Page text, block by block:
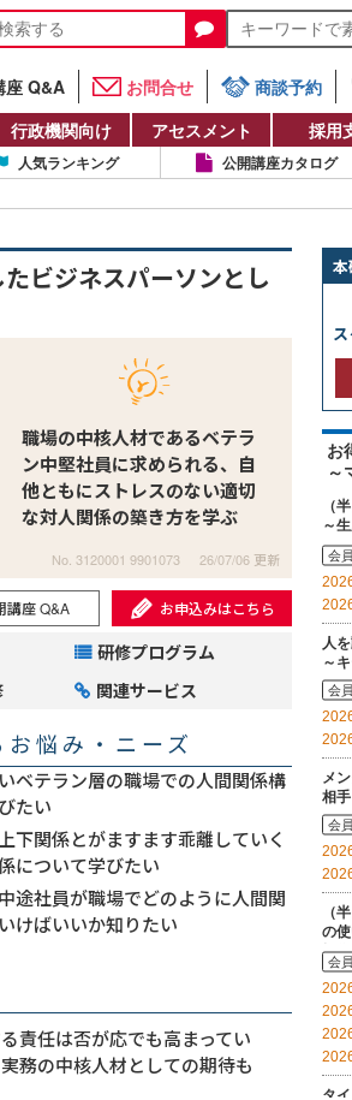
座 Q&A お問合せ 商談予約
行政機関向け アセスメント 採用
人気ランキング 公開講座カタログ
ビジネスパーソンとし
職場の中核人材であるベテラ
ン中堅社員に求められる、自
他ともにストレスのない適切
な対人関係の築き方を学ぶ
No. 3120001 9901073 26/07/06 更新
講座 Q&A お申込みはこちら
研修プログラム
関連サービス
お悩み・ニーズ
ベテラン層の職場での人間関係構
たい
下関係とがますます乖離していく
について学びたい
途社員が職場でどのように人間関
けばいいか知りたい
責任は否が応でも高まってい
務の中核人材としての期待も
本
お
～
（
～
ーに
会員
人
～
会員
メ
相
会員
（
の
操作
会員
タ